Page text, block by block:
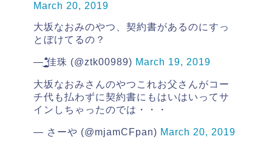
March 20, 2019
大坂なおみのやつ、契約書があるのにすっ
とぼけてるの？
— ̺̬̥̤̯̣̮̺̬̥̤̯̣̮͓̩̪̫̭͚͇̼̻͎̺̬̥̤̯̣̮͓̩̪̫̭͚͇̊̇̆̈̐̌̑̄̂̎佳珠 (@ztk00989) March 19, 2019
大坂なおみさんのやつこれお父さんがコー
チ代も払わずに契約書にもはいはいってサ
インしちゃったのでは・・・
— さーや (@mjamCFpan) March 20, 2019